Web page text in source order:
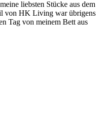
liebsten Stücke aus dem
von HK Living war übrigens
Tag von meinem Bett aus